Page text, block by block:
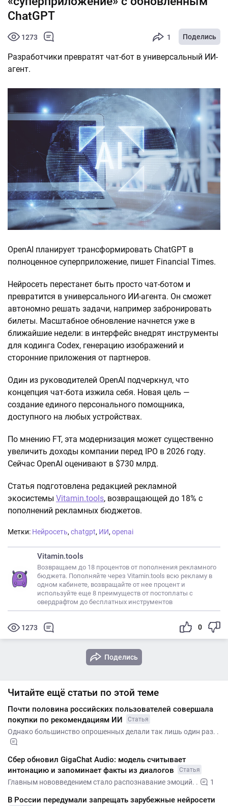
ChatGPT
1273 1 Поделись
Разработчики превратят чат-бот в универсальный ИИ-
агент.
OpenAI планирует трансформировать ChatGPT в
полноценное суперприложение, пишет Financial Times.
Нейросеть перестанет быть просто чат-ботом и
превратится в универсального ИИ-агента. Он сможет
автономно решать задачи, например забронировать
билеты. Масштабное обновление начнется уже в
ближайшие недели: в интерфейс внедрят инструменты
для кодинга Codex, генерацию изображений и
сторонние приложения от партнеров.
Один из руководителей OpenAI подчеркнул, что
концепция чат-бота изжила себя. Новая цель —
создание единого персонального помощника,
доступного на любых устройствах.
По мнению FT, эта модернизация может существенно
увеличить доходы компании перед IPO в 2026 году.
Сейчас OpenAI оценивают в $730 млрд.
Статья подготовлена редакцией рекламной
экосистемы Vitamin.tools, возвращающей до 18% с
пополнений рекламных бюджетов.
Метки: Нейросеть, chatgpt, ИИ, openai
Vitamin.tools
Возвращаем до 18 процентов от пополнения рекламного
бюджета. Пополняйте через Vitamin.tools всю рекламу в
одном кабинете, возвращайте от нее процент и
используйте еще 8 преимуществ от постоплаты с
овердрафтом до бесплатных инструментов
1273 0
Поделись
Читайте ещё статьи по этой теме
Почти половина российских пользователей совершала
покупки по рекомендациям ИИ
Статья
Однако большинство опрошенных делали так лишь один раз. .
Сбер обновил GigaChat Audio: модель считывает
интонацию и запоминает факты из диалогов
Статья
Главным нововведением стало распознавание эмоций. . 1
В России передумали запрещать зарубежные нейросети